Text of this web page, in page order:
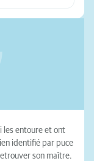
les entoure et ont
identifié par puce
son maître.